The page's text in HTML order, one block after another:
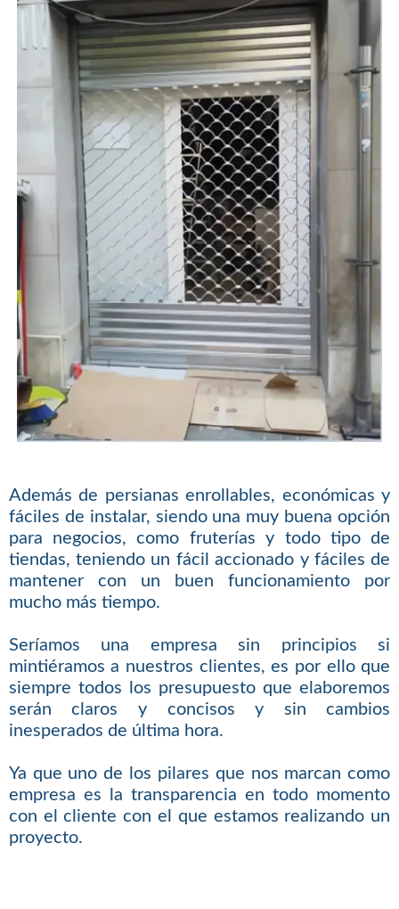
Además de persianas enrollables, económicas y
fáciles de instalar, siendo una muy buena opción
para negocios, como fruterías y todo tipo de
tiendas, teniendo un fácil accionado y fáciles de
mantener con un buen funcionamiento por
mucho más tiempo.
Seríamos una empresa sin principios si
mintiéramos a nuestros clientes, es por ello que
siempre todos los presupuesto que elaboremos
serán claros y concisos y sin cambios
inesperados de última hora.
Ya que uno de los pilares que nos marcan como
empresa es la transparencia en todo momento
con el cliente con el que estamos realizando un
proyecto.